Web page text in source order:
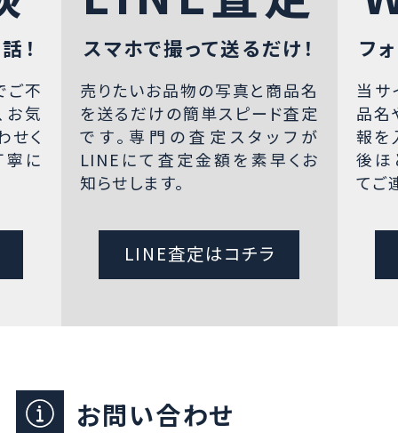
！
ご不
お気
せく
寧に
スマホで撮って送るだけ！
売りたいお品物の写真と商品名
を送るだけの簡単スピード査定
です。専門の査定スタッフが
LINEにて査定金額を素早くお
知らせします。
LINE査定はコチラ
フ
当サ
品名
報を
後ほ
てご
お問い合わせ